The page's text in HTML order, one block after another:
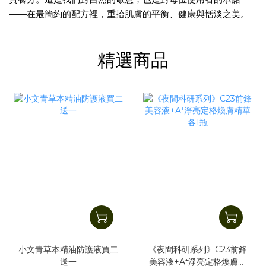
——在最簡約的配方裡，重拾肌膚的平衡、健康與恬淡之美。
精選商品
小文青草本精油防護液買二
送一
《夜間科研系列》C23前鋒
美容液+A⁺淨亮定格煥膚精